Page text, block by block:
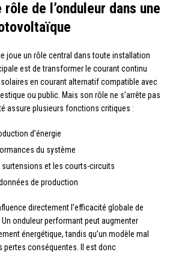
de l’onduleur dans une
joue un rôle central dans toute installation
est de transformer le courant continu
en courant alternatif compatible avec
ou public. Mais son rôle ne s’arrête pas
assure plusieurs fonctions critiques :
d’énergie
du système
et les courts-circuits
de production
directement l’efficacité globale de
onduleur performant peut augmenter
énergétique, tandis qu’un modèle mal
pertes conséquentes. Il est donc